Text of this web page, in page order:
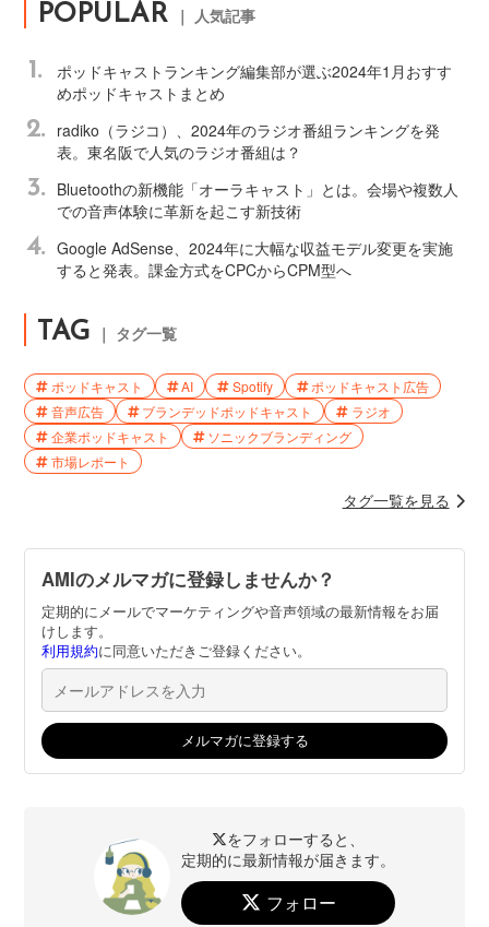
POPULAR ｜ 人気記事
1.
ポッドキャストランキング編集部が選ぶ2024年1月おすす
めポッドキャストまとめ
2.
radiko（ラジコ）、2024年のラジオ番組ランキングを発
表。東名阪で人気のラジオ番組は？
3.
Bluetoothの新機能「オーラキャスト」とは。会場や複数人
での音声体験に革新を起こす新技術
4. Google AdSense、2024年に大幅な収益モデル変更を実施
すると発表。課金方式をCPCからCPM型へ
TAG ｜ タグ一覧
ポッドキャスト AI Spotify
ポッドキャスト広告
音声広告
ブランデッドポッドキャスト
ラジオ
企業ポッドキャスト
ソニックブランディング
市場レポート
タグ一覧を見る
AMIのメルマガに登録しませんか？
定期的にメールでマーケティングや音声領域の最新情報をお届
けします。
利用規約に同意いただきご登録ください。
をフォローすると、
定期的に最新情報が届きます。
フォロー